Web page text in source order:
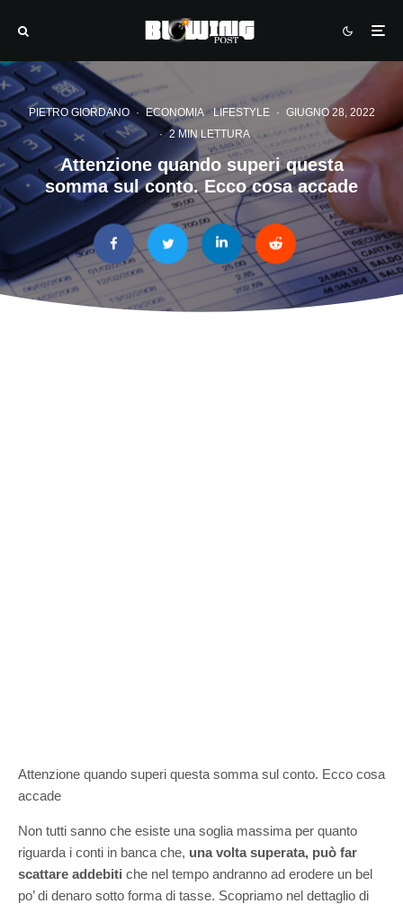
PIETRO GIORDANO · ECONOMIA LIFESTYLE · GIUGNO 28, 2022
· 2 MIN LETTURA
Attenzione quando superi questa
somma sul conto. Ecco cosa accade
Attenzione quando superi questa somma sul conto. Ecco cosa
accade
Non tutti sanno che esiste una soglia massima per quanto
riguarda i conti in banca che, una volta superata, può far
scattare addebiti che nel tempo andranno ad erodere un bel
po’ di denaro sotto forma di tasse. Scopriamo nel dettaglio di